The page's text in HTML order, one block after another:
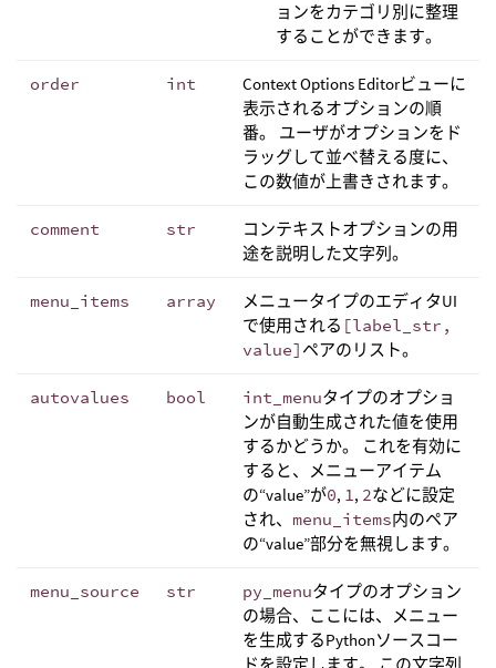
ョンをカテゴリ別に整理
することができます。
order int
Context Options Editorビューに
表示されるオプションの順
番。 ユーザがオプションをド
ラッグして並べ替える度に、
この数値が上書きされます。
comment str
コンテキストオプションの用
途を説明した文字列。
menu_items array
メニュータイプのエディタUI
で使用される [label_str,
value] ペアのリスト。
autovalues bool int_menuタイプのオプショ
ンが自動生成された値を使用
するかどうか。 これを有効に
すると、メニューアイテム
の“value”が0, 1, 2などに設定
され、 menu_items内のペア
の“value”部分を無視します。
menu_source str py_menuタイプのオプション
の場合、ここには、メニュー
を生成するPythonソースコー